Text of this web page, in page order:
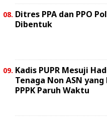
Ditres PPA dan PPO
Dibentuk
Kadis PUPR Mesuji
Tenaga Non ASN
PPPK Paruh Waktu